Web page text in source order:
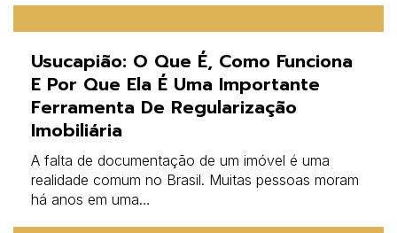
Usucapião: O Que É, Como Funciona
E Por Que Ela É Uma Importante
Ferramenta De Regularização
Imobiliária
A falta de documentação de um imóvel é uma
realidade comum no Brasil. Muitas pessoas moram
há anos em uma…